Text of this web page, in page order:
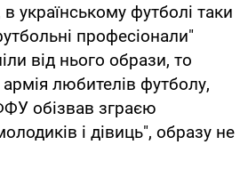
українському футболі таки
професіонали"
від нього образи, то
любителів футболу,
обізвав зграєю
і дівиць", образу не